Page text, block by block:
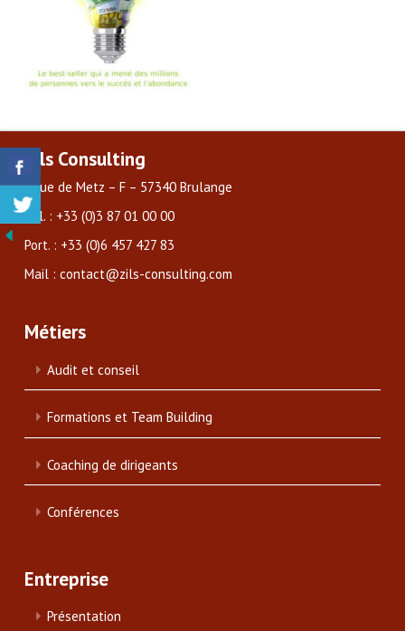
Zils Consulting
3 rue de Metz – F – 57340 Brulange
Tél. : +33 (0)3 87 01 00 00
Port. : +33 (0)6 457 427 83
Mail : contact@zils-consulting.com
Métiers
Audit et conseil
Formations et Team Building
Coaching de dirigeants
Conférences
Entreprise
Présentation